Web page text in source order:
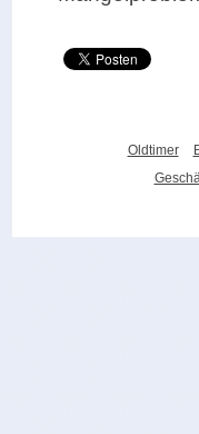
Oldtimer